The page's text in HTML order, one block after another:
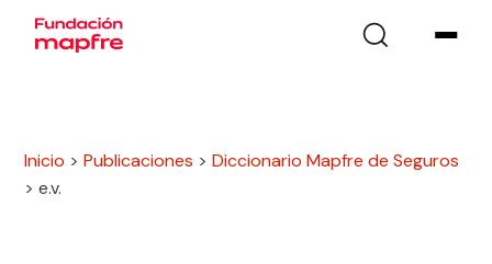
Inicio >Publicaciones >Diccionario Mapfre de Seguros
>e.v.